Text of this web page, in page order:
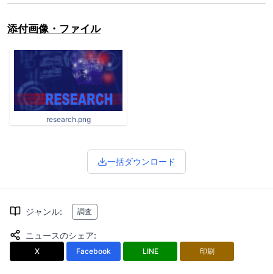
添付画像・ファイル
research.png
一括ダウンロード
ジャンル: 調査
ニュースのシェア:
X Facebook LINE 印刷